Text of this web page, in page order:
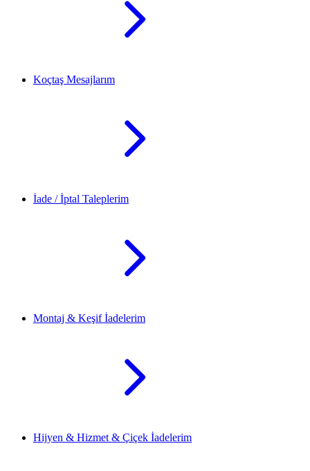
Koçtaş Mesajlarım
İade / İptal Taleplerim
Montaj & Keşif İadelerim
Hijyen & Hizmet & Çiçek İadelerim